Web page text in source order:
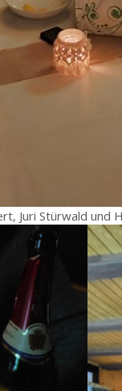
Juri Stürwald und